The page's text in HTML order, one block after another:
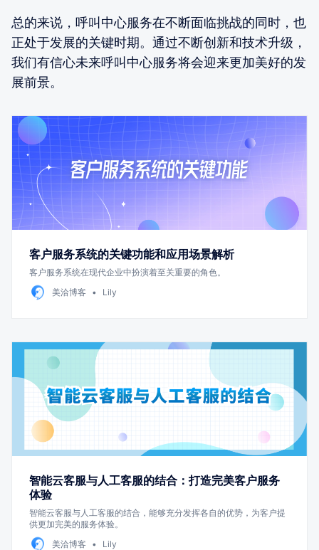
总的来说，呼叫中心服务在不断面临挑战的同时，也
正处于发展的关键时期。通过不断创新和技术升级，
我们有信心未来呼叫中心服务将会迎来更加美好的发
展前景。
客户服务系统的关键功能和应用场景解析
客户服务系统在现代企业中扮演着至关重要的角色。
美洽博客
Lily
智能云客服与人工客服的结合：打造完美客户服务
体验
智能云客服与人工客服的结合，能够充分发挥各自的优势，为客户提
供更加完美的服务体验。
美洽博客
Lily